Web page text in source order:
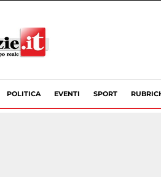
POLITICA EVENTI SPORT